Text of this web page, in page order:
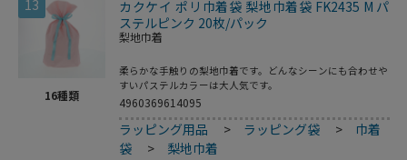
13
16種類
カクケイ ポリ巾着袋 梨地巾着袋 FK2435 M パ
ステルピンク 20枚/パック
梨地巾着
柔らかな手触りの梨地巾着です。どんなシーンにも合わせや
すいパステルカラーは大人気です。
4960369614095
ラッピング用品 > ラッピング袋 > 巾着
袋
> 梨地巾着